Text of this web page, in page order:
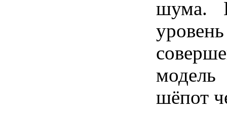
шума.
модель
шёпот